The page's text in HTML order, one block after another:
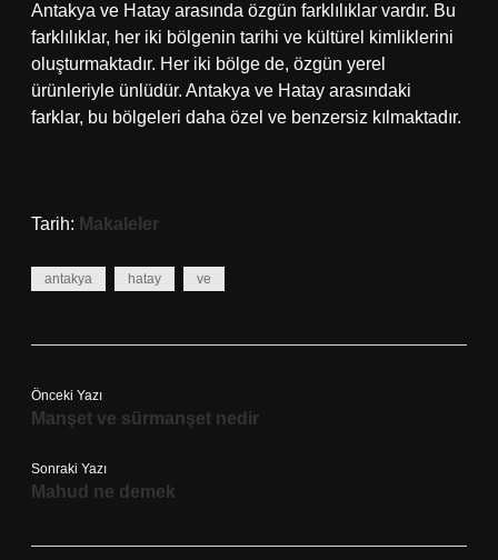
Antakya ve Hatay arasında özgün farklılıklar vardır. Bu
farklılıklar, her iki bölgenin tarihi ve kültürel kimliklerini
oluşturmaktadır. Her iki bölge de, özgün yerel
ürünleriyle ünlüdür. Antakya ve Hatay arasındaki
farklar, bu bölgeleri daha özel ve benzersiz kılmaktadır.
Tarih: Makaleler
antakya hatay ve
Önceki Yazı
Manşet ve sürmanşet nedir
Sonraki Yazı
Mahud ne demek